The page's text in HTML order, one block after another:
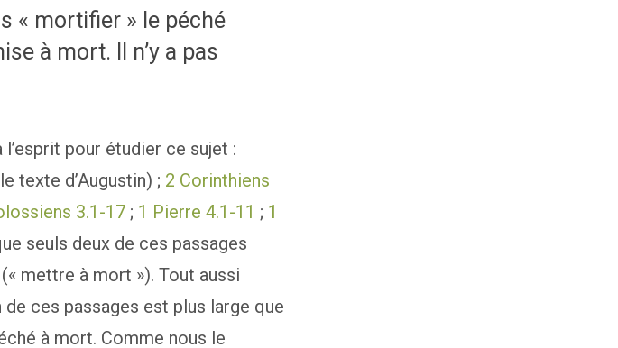
« mortifier » le péché
à mort. Il n’y a pas
pour étudier ce sujet :
texte d’Augustin) ; 2 Corinthiens
3.1-17; 1 Pierre 4.1-11 ; 1
seuls deux de ces passages
mettre à mort »). Tout aussi
ces passages est plus large que
à mort. Comme nous le